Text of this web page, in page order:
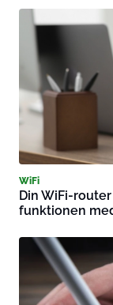
WiFi
Din WiFi-
funktionen